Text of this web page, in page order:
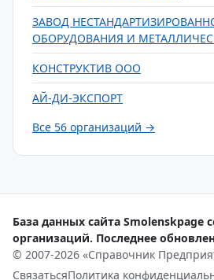
ЗАВОД
ОБОРУДОВАНИЯ И
КОНСТРУКТИВ ООО
АЙ-ДИ-ЭКСПОРТ
Все 56 организаций →
База данных сайта Smolenskpage
организаций. Последнее
© 2007-2026 «Справочник
СвязатьсяПолитика